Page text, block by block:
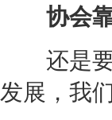
协会靠
还是要
发展，我